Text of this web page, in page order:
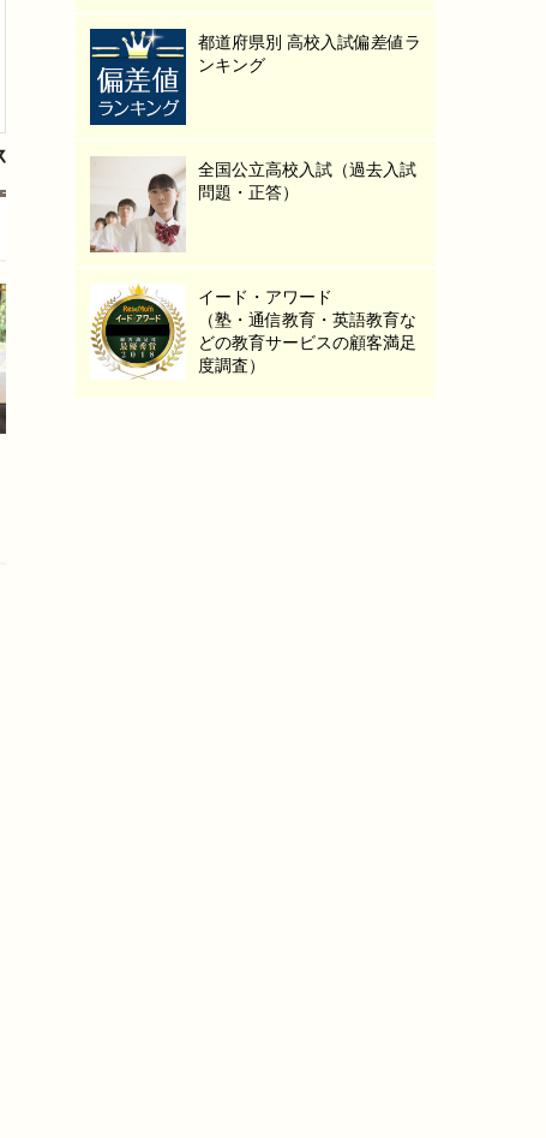
都道府県別 高校入試偏差値ラ
ンキング
全国公立高校入試（過去入試
問題・正答）
イード・アワード
（塾・通信教育・英語教育な
どの教育サービスの顧客満足
度調査）